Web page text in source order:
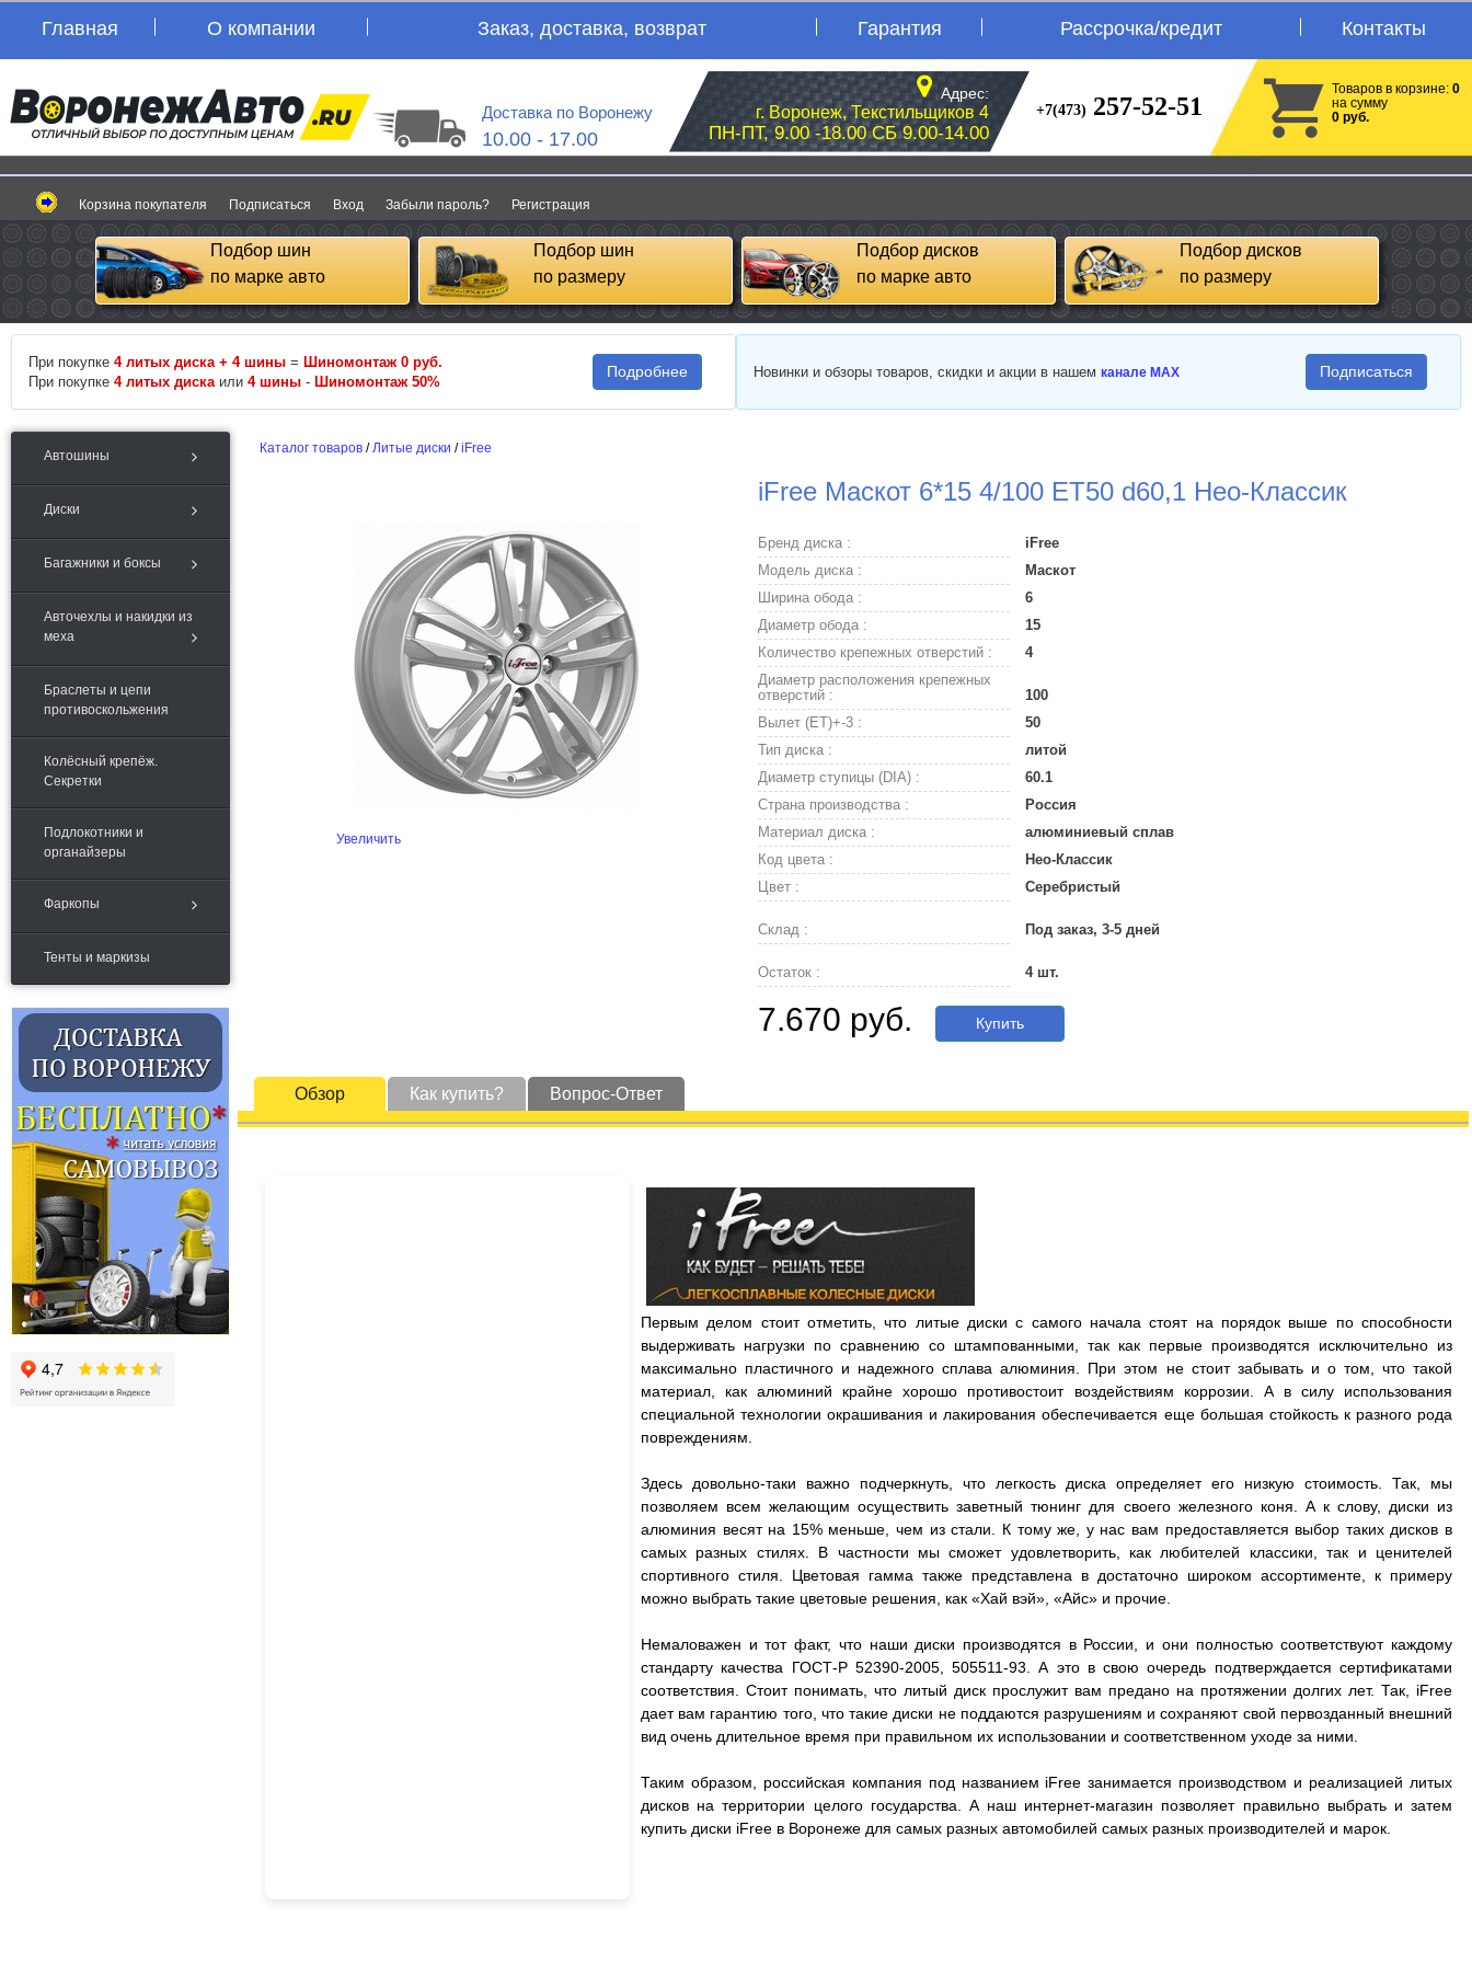
Главная О компании Заказ, доставка, возврат Гарантия Рассрочка/кредит Контакты
Доставка по Воронежу
10.00 - 17.00
Адрес:
г. Воронеж, Текстильщиков 4
ПН-ПТ, 9.00 -18.00 СБ 9.00-14.00
+7(473) 257-52-51
Товаров в корзине: 0
на сумму
0 руб.
Корзина покупателя Подписаться Вход Забыли пароль? Регистрация
Подбор шин
по марке авто
Подбор шин
по размеру
Подбор дисков
по марке авто
Подбор дисков
по размеру
При покупке 4 литых диска + 4 шины = Шиномонтаж 0 руб.
При покупке 4 литых диска или 4 шины - Шиномонтаж 50%
Подробнее Новинки и обзоры товаров, скидки и акции в нашем канале MAX Подписаться
Автошины
Диски
Багажники и боксы
Авточехлы и накидки из
меха
Браслеты и цепи
противоскольжения
Колёсный крепёж.
Секретки
Подлокотники и
органайзеры
Фаркопы
Тенты и маркизы
Каталог товаров /Литые диски /iFree
iFree Маскот 6*15 4/100 ET50 d60,1 Нео-Классик
Увеличить
Бренд диска :
iFree
Модель диска :
Маскот
Ширина обода :
6
Диаметр обода :
15
Количество крепежных отверстий :
4
Диаметр расположения крепежных
отверстий :
100
Вылет (ET)+-3 :
50
Тип диска :
литой
Диаметр ступицы (DIA) :
60.1
Страна производства :
Россия
Материал диска :
алюминиевый сплав
Код цвета :
Нео-Классик
Цвет :
Серебристый
Склад : Под заказ, 3-5 дней
Остаток : 4 шт.
7.670 руб. Купить
Обзор Как купить? Вопрос-Ответ
Первым делом стоит отметить, что литые диски с самого начала стоят на порядок выше по способности
выдерживать нагрузки по сравнению со штампованными, так как первые производятся исключительно из
максимально пластичного и надежного сплава алюминия. При этом не стоит забывать и о том, что такой
материал, как алюминий крайне хорошо противостоит воздействиям коррозии. А в силу использования
специальной технологии окрашивания и лакирования обеспечивается еще большая стойкость к разного рода
повреждениям.
Здесь довольно-таки важно подчеркнуть, что легкость диска определяет его низкую стоимость. Так, мы
позволяем всем желающим осуществить заветный тюнинг для своего железного коня. А к слову, диски из
алюминия весят на 15% меньше, чем из стали. К тому же, у нас вам предоставляется выбор таких дисков в
самых разных стилях. В частности мы сможет удовлетворить, как любителей классики, так и ценителей
спортивного стиля. Цветовая гамма также представлена в достаточно широком ассортименте, к примеру
можно выбрать такие цветовые решения, как «Хай вэй», «Айс» и прочие.
Немаловажен и тот факт, что наши диски производятся в России, и они полностью соответствуют каждому
стандарту качества ГОСТ-Р 52390-2005, 505511-93. А это в свою очередь подтверждается сертификатами
соответствия. Стоит понимать, что литый диск прослужит вам предано на протяжении долгих лет. Так, iFree
дает вам гарантию того, что такие диски не поддаются разрушениям и сохраняют свой первозданный внешний
вид очень длительное время при правильном их использовании и соответственном уходе за ними.
Таким образом, российская компания под названием iFree занимается производством и реализацией литых
дисков на территории целого государства. А наш интернет-магазин позволяет правильно выбрать и затем
купить диски iFree в Воронеже для самых разных автомобилей самых разных производителей и марок.